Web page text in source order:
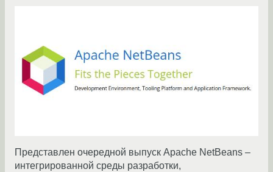
Представлен очередной выпуск Apache NetBeans –
интегрированной среды разработки,